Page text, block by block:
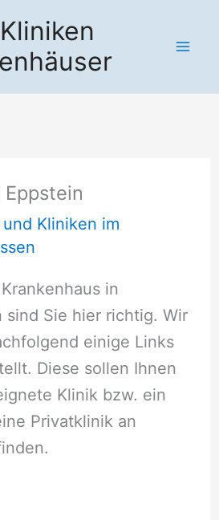
Eppstein
Kliniken im
in
sind Sie hier richtig. Wir
einige Links
Diese sollen Ihnen
Klinik bzw. ein
Privatklinik an